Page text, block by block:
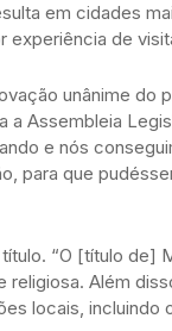
em cidades
experiência de
unânime do
Assembleia
e nós
para que
“O [título de]
Além
locais, incluindo